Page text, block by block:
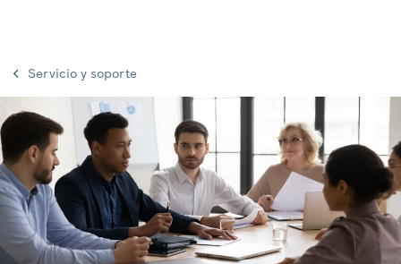
Servicio y soporte